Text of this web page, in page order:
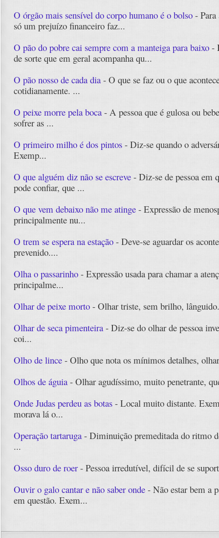
O órgão mais sensível do corpo humano é o bolso - Para
só um prejuízo financeiro faz...
O pão do pobre cai sempre com a manteiga para baixo -
de sorte que em geral acompanha qu...
O pão nosso de cada dia- O que se faz ou o que
cotidianamente. ...
O peixe morre pela boca - A pessoa que é gulosa ou
sofrer as ...
O primeiro milho é dos pintos - Diz-se quando o
Exemp...
O que alguém diz não se escreve - Diz-se de pessoa em
pode confiar, que ...
O que vem debaixo não me atinge - Expressão de
principalmente nu...
O trem se espera na estação - Deve-se aguardar os
prevenido....
Olha o passarinho - Expressão usada para chamar a
principalme...
Olhar de peixe morto - Olhar triste, sem brilho,
Olhar de seca pimenteira- Diz-se do olhar de pessoa
coi...
Olho de lince - Olho que nota os mínimos detalhes,
Olhos de águia- Olhar agudíssimo, muito penetrante,
Onde Judas perdeu as botas - Local muito distante.
morava lá o...
Operação tartaruga- Diminuição premeditada do ritmo
...
Osso duro de roer- Pessoa irredutível, difícil de se
Ouvir o galo cantar e não saber onde - Não estar bem a
em questão. Exem...